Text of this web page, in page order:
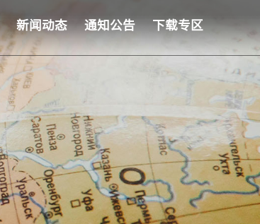
新闻动态 通知公告 下载专区